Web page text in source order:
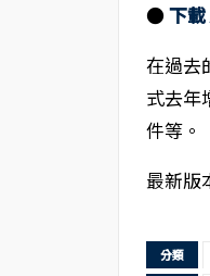
●下
在過去
式去年
件等。
最新版
分類